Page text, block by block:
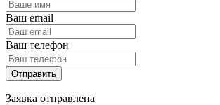
Ваш email
Ваш телефон
Отправить
Заявка отправлена